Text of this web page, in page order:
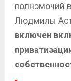
полномочий
Людмилы
включен